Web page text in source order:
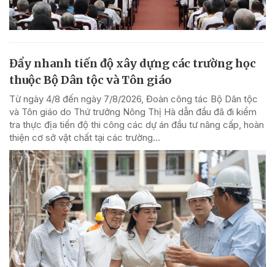
Đẩy nhanh tiến độ xây dựng các trường học
thuộc Bộ Dân tộc và Tôn giáo
Từ ngày 4/8 đến ngày 7/8/2026, Đoàn công tác Bộ Dân tộc
và Tôn giáo do Thứ trưởng Nông Thị Hà dẫn đầu đã đi kiểm
tra thực địa tiến độ thi công các dự án đầu tư nâng cấp, hoàn
thiện cơ sở vật chất tại các trường...